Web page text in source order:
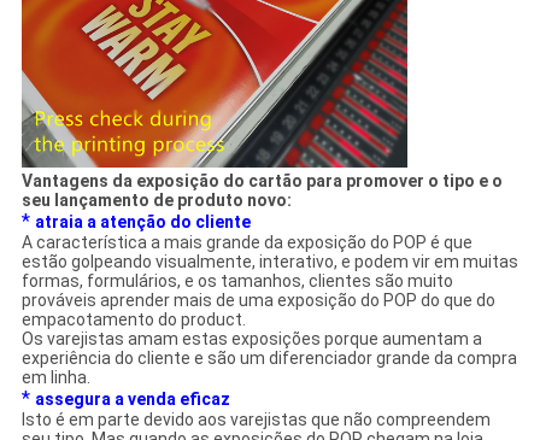
Vantagens da exposição do cartão para promover o tipo e o
seu lançamento de produto novo:
* atraia a atenção do cliente
A característica a mais grande da exposição do POP é que
estão golpeando visualmente, interativo, e podem vir em muitas
formas, formulários, e os tamanhos, clientes são muito
prováveis aprender mais de uma exposição do POP do que do
empacotamento do product.
Os varejistas amam estas exposições porque aumentam a
experiência do cliente e são um diferenciador grande da compra
em linha.
* assegura a venda eficaz
Isto é em parte devido aos varejistas que não compreendem